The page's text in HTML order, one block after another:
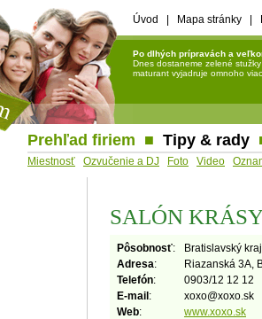
Úvod Mapa stránky
Po dlhých prípravách a
Dnes dostaneme zelené
maturant vyjadruje omnoho
Prehľad firiem ■ Tipy & rady
Miestnosť Ozvučenie a DJ Foto Video
SALÓN
Pôsobnosť:
Bratislavský kraj
Adresa:
Riazanská 3A,
Telefón:
0903/12 12 12
E-mail : xoxo@xoxo.sk
Web:
www.xoxo.sk